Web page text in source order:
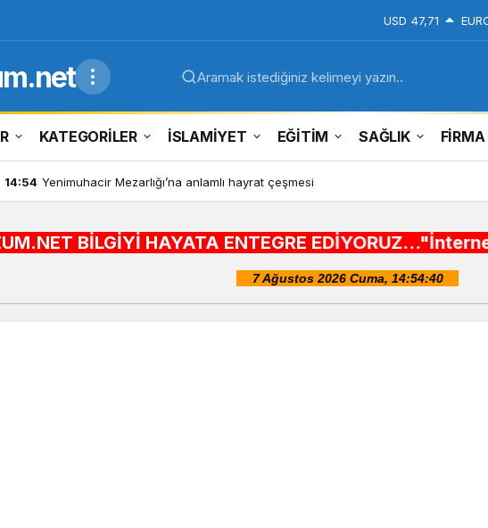
USD 47,71
Aramak istediğiniz kelimeyi yazın..
KATEGORİLER İSLAMİYET EĞİTİM SAĞLIK FİRMA
14:54 Yenimuhacir Mezarlığı’na anlamlı hayrat çeşmesi
BİLGİYİ HAYATA ENTEGRE